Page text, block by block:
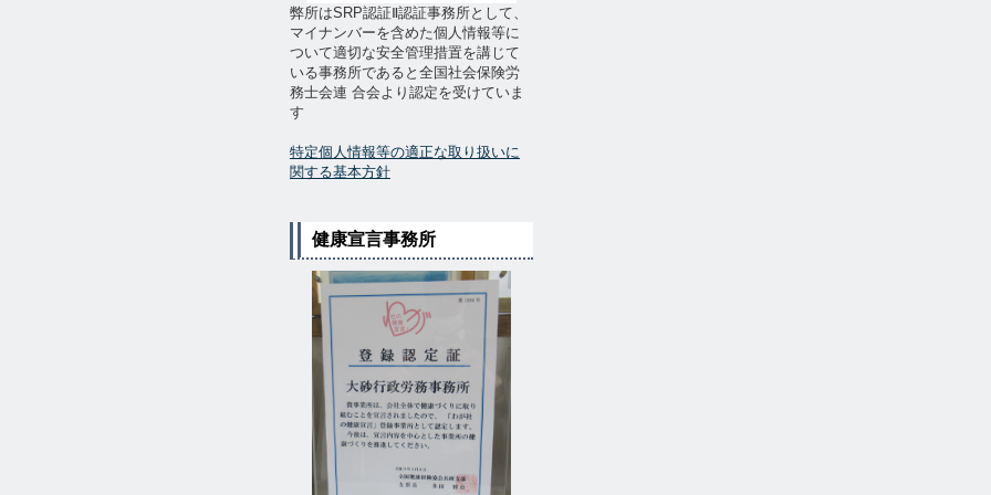
弊所はSRP認証Ⅱ認証事務所として、
マイナンバーを含めた個人情報等に
ついて適切な安全管理措置を講じて
いる事務所であると全国社会保険労
務士会連 合会より認定を受けていま
す
特定個人情報等の適正な取り扱いに
関する基本方針
健康宣言事務所